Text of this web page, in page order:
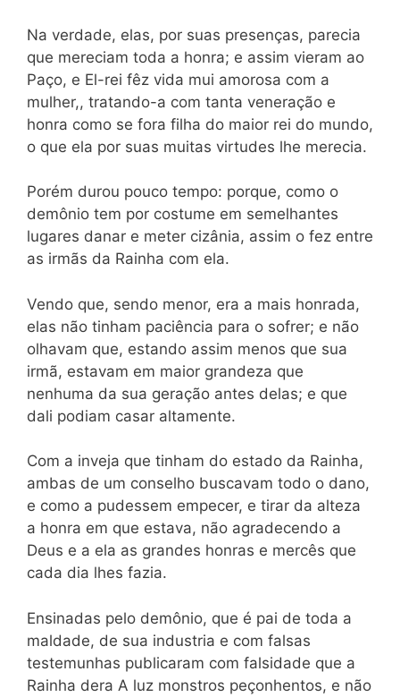
Na verdade, elas, por suas presenças, parecia
que mereciam toda a honra; e assim vieram ao
Paço, e El-rei fêz vida mui amorosa com a
mulher,, tratando-a com tanta veneração e
honra como se fora filha do maior rei do mundo,
o que ela por suas muitas virtudes lhe merecia.
Porém durou pouco tempo: porque, como o
demônio tem por costume em semelhantes
lugares danar e meter cizânia, assim o fez entre
as irmãs da Rainha com ela.
Vendo que, sendo menor, era a mais honrada,
elas não tinham paciência para o sofrer; e não
olhavam que, estando assim menos que sua
irmã, estavam em maior grandeza que
nenhuma da sua geração antes delas; e que
dali podiam casar altamente.
Com a inveja que tinham do estado da Rainha,
ambas de um conselho buscavam todo o dano,
e como a pudessem empecer, e tirar da alteza
a honra em que estava, não agradecendo a
Deus e a ela as grandes honras e mercês que
cada dia lhes fazia.
Ensinadas pelo demônio, que é pai de toda a
maldade, de sua industria e com falsas
testemunhas publicaram com falsidade que a
Rainha dera A luz monstros peçonhentos, e não